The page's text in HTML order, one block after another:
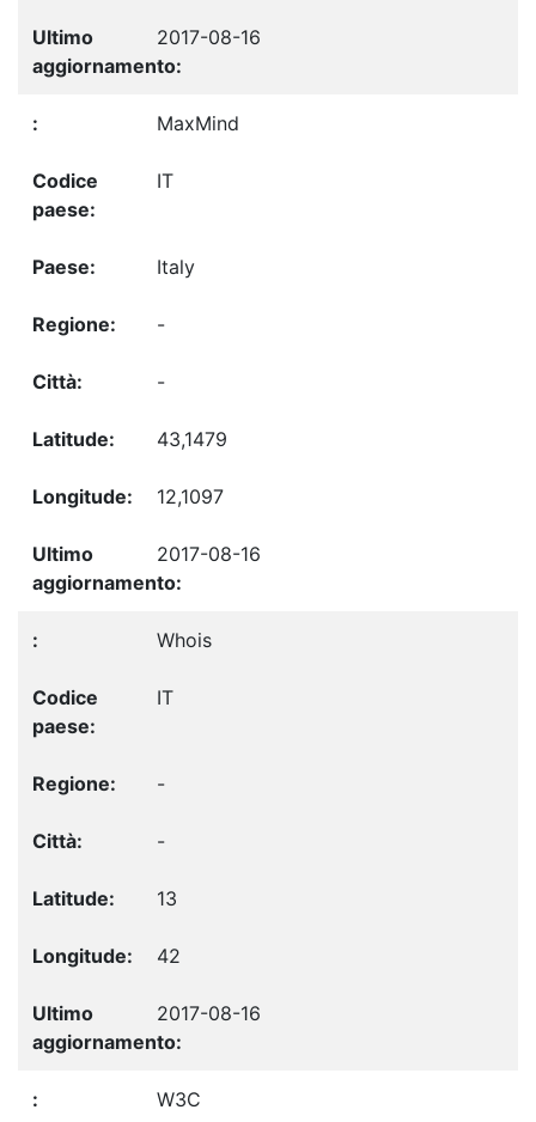
2017-08-16
MaxMind
IT
Italy
-
-
43,1479
12,1097
2017-08-16
Whois
IT
-
-
13
42
2017-08-16
W3C